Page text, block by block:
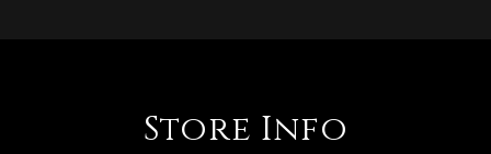
Store Info